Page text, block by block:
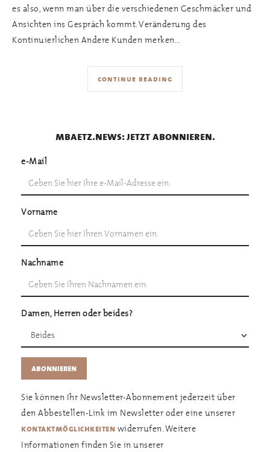
es also, wenn man über die verschiedenen Geschmäcker und
Ansichten ins Gespräch kommt. Veränderung des
Kontinuierlichen Andere Kunden merken…
continue reading
mbaetz.news: jetzt abonnieren.
e-Mail
Vorname
Nachname
Damen, Herren oder beides?
Sie können Ihr Newsletter-Abonnement jederzeit über
den Abbestellen-Link im Newsletter oder eine unserer
kontaktmöglichkeiten widerrufen. Weitere
Informationen finden Sie in unserer